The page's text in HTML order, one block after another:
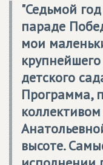
"Седьмой
параде
мои
детского
Программа,
высоте.